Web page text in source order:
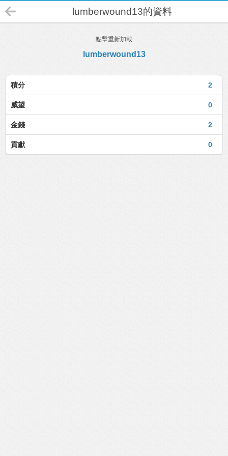
lumberwound13的資料
點擊重新加載
lumberwound13
2
積分
0
威望
2
金錢
0
貢獻